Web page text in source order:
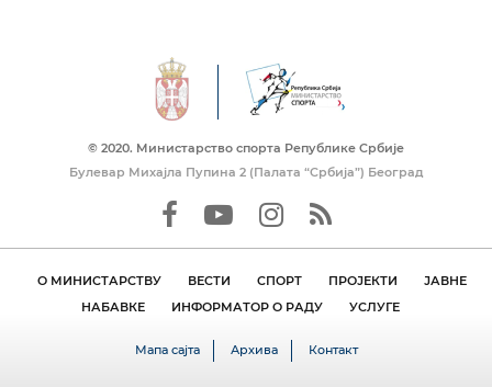
© 2020. Mинистарство спорта Републике Србије
Булевар Михајла Пупина 2 (Палата “Србија”) Београд
О МИНИСТАРСТВУ ВЕСТИ СПОРТ ПРОЈЕКТИ
ЈАВНЕ
НАБАВКЕ
ИНФОРМАТОР О РАДУ УСЛУГЕ
Мапа сајта Архива Контакт